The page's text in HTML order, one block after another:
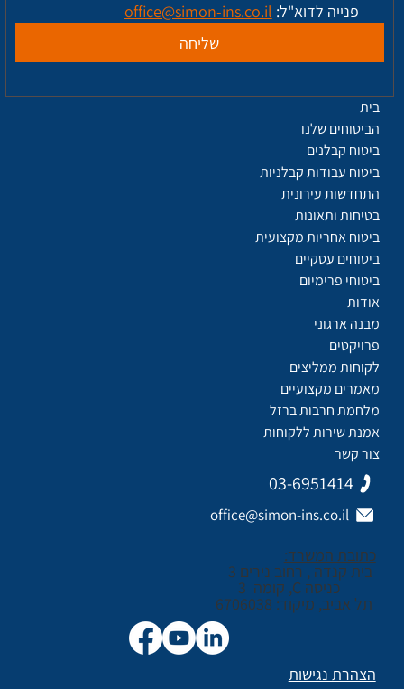
פנייה לדוא"ל: office@simon-ins.co.il
שליחה
כתובת המשרד:
בית קנדה , רחוב נירים 3
כניסה C, קומה 3
תל אביב, מיקוד: 6706038
03-6951414
office@simon-ins.co.il
הצהרת נגישות
אודות
מבנה ארגוני
פרויקטים
לקוחות ממליצים
מאמרים מקצועיים
מלחמת חרבות ברזל
אמנת שירות ללקוחות
צור קשר
בית
הביטוחים שלנו
ביטוח קבלנים
ביטוח עבודות קבלניות
התחדשות עירונית
בטיחות ותאונות
ביטוח אחריות מקצועית
ביטוחים עסקיים
ביטוחי פרימיום